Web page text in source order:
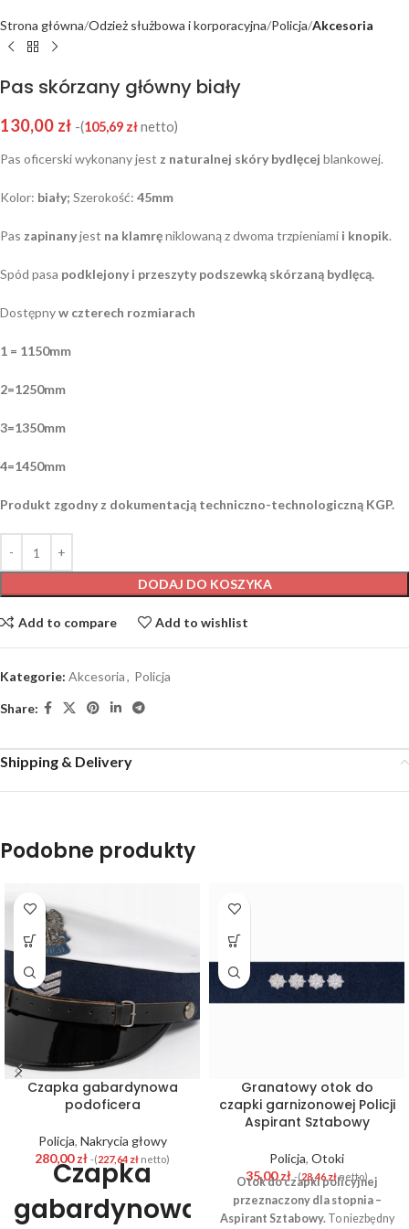
Strona główna Odzież służbowa i korporacyjna Policja Akcesoria
Pas skórzany główny biały
130,00 zł -(105,69 złnetto)
Pas oficerski wykonany jest z naturalnej skóry bydlęcej blankowej.
Kolor: biały; Szerokość: 45mm
Pas zapinanyjest na klamręniklowaną z dwoma trzpieniami i knopik.
Spód pasa podklejony i przeszyty podszewką skórzaną bydlęcą.
Dostępnyw czterech rozmiarach
1 = 1150mm
2=1250mm
3=1350mm
4=1450mm
Produkt zgodny z dokumentacją techniczno-technologiczną KGP.
DODAJ DO KOSZYKA
Add to compare Add to wishlist
Kategorie: Akcesoria, Policja
Share:
Shipping & Delivery
Podobne produkty
Czapka gabardynowa
podoficera
Policja, Nakrycia głowy
280,00zł -(227,64 zł netto)
Czapka
gabardynowa
Granatowy otok do
czapki garnizonowej Policji
Aspirant Sztabowy
Policja, Otoki
35,00zł -(28,46 złnetto)
Otok do czapki policyjnej
przeznaczony dla stopnia –
Aspirant Sztabowy.To niezbędny